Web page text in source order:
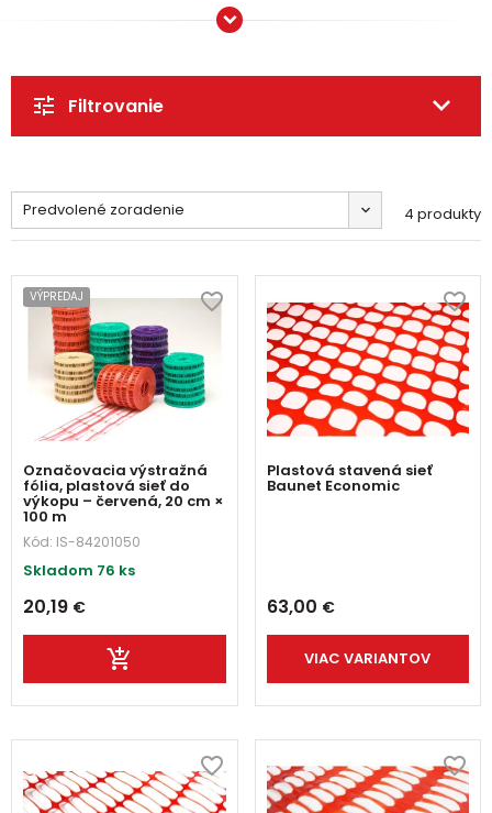
Filtrovanie
Predvolené zoradenie 4 produkty
VÝPREDAJ
Označovacia výstražná
fólia, plastová sieť do
výkopu – červená, 20 cm ×
100 m
Kód: IS-84201050
Skladom 76 ks
20,19 €
Plastová stavená sieť
Baunet Economic
63,00 €
VIAC VARIANTOV